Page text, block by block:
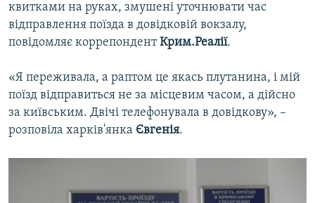
квитками на руках, змушені уточнювати час
відправлення поїзда в довідковій вокзалу,
повідомляє коррепондентКрим.Реалії.
«Я переживала, а раптом це якась плутанина, і мій
поїзд відправиться не за місцевим часом, а дійсно
за київським. Двічі телефонувала в довідкову», –
розповіла харків'янка Євгенія.